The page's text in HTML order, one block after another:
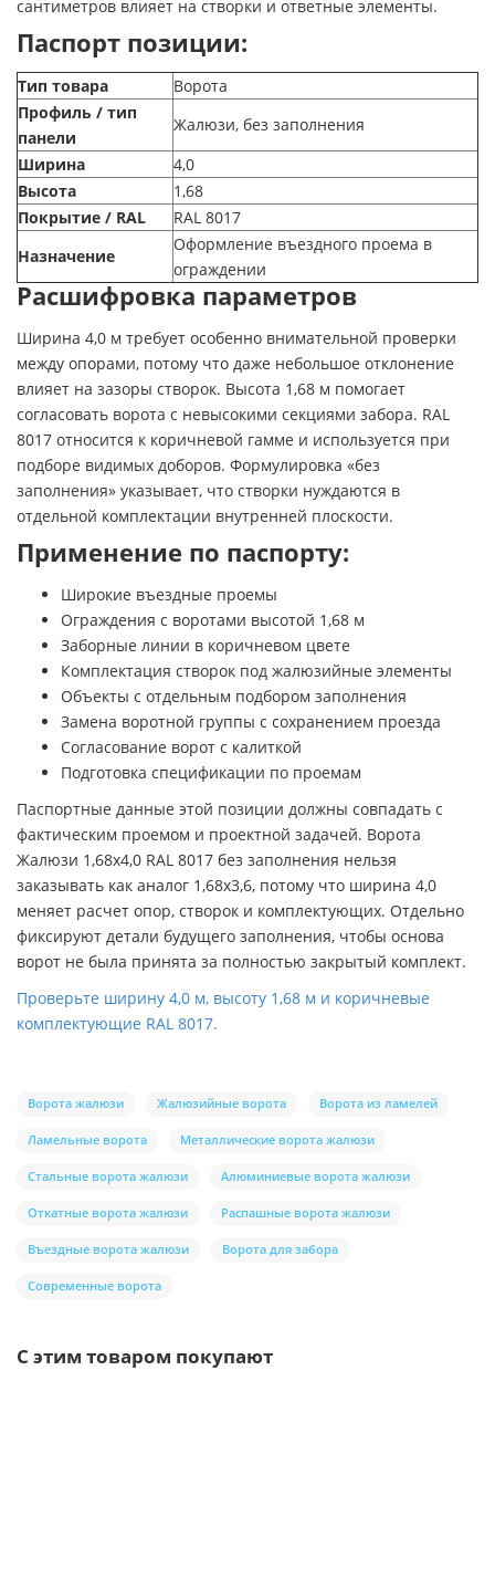
сантиметров влияет на створки и ответные элементы.
Паспорт позиции:
Тип товара
Ворота
Профиль / тип
панели
Жалюзи, без заполнения
Ширина
4,0
Высота
1,68
Покрытие / RAL
RAL 8017
Назначение
Оформление въездного проема в
ограждении
Расшифровка параметров
Ширина 4,0 м требует особенно внимательной проверки
между опорами, потому что даже небольшое отклонение
влияет на зазоры створок. Высота 1,68 м помогает
согласовать ворота с невысокими секциями забора. RAL
8017 относится к коричневой гамме и используется при
подборе видимых доборов. Формулировка «без
заполнения» указывает, что створки нуждаются в
отдельной комплектации внутренней плоскости.
Применение по паспорту:
Широкие въездные проемы
Ограждения с воротами высотой 1,68 м
Заборные линии в коричневом цвете
Комплектация створок под жалюзийные элементы
Объекты с отдельным подбором заполнения
Замена воротной группы с сохранением проезда
Согласование ворот с калиткой
Подготовка спецификации по проемам
Паспортные данные этой позиции должны совпадать с
фактическим проемом и проектной задачей. Ворота
Жалюзи 1,68х4,0 RAL 8017 без заполнения нельзя
заказывать как аналог 1,68х3,6, потому что ширина 4,0
меняет расчет опор, створок и комплектующих. Отдельно
фиксируют детали будущего заполнения, чтобы основа
ворот не была принята за полностью закрытый комплект.
Проверьте ширину 4,0 м, высоту 1,68 м и коричневые
комплектующие RAL 8017.
Ворота жалюзи Жалюзийные ворота Ворота из ламелей
Ламельные ворота Металлические ворота жалюзи
Стальные ворота жалюзи Алюминиевые ворота жалюзи
Откатные ворота жалюзи Распашные ворота жалюзи
Въездные ворота жалюзи Ворота для забора
Современные ворота
С этим товаром покупают